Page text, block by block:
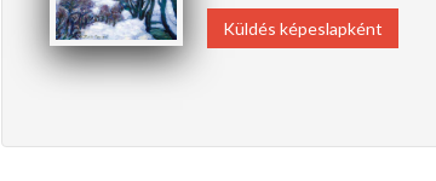
Küldés képeslapként